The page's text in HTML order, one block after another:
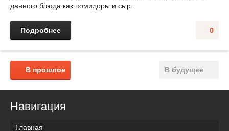
данного блюда как помидоры и сыр.
0
Подробнее
В будущее
В прошлое
Навигация
Главная